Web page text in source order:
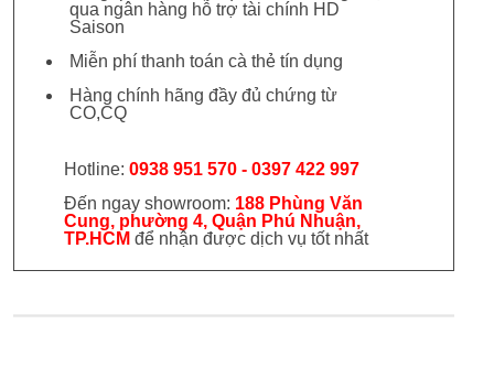
qua ngân hàng hỗ trợ tài chính HD
Saison
Miễn phí thanh toán cà thẻ tín dụng
Hàng chính hãng đầy đủ chứng từ
CO,CQ
Hotline: 0938 951 570 - 0397 422 997
Đến ngay showroom: 188 Phùng Văn
Cung, phường 4, Quận Phú Nhuận,
TP.HCM để nhận được dịch vụ tốt nhất